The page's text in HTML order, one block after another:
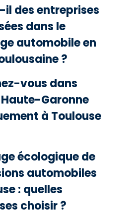
des entreprises
dans le
automobile en
?
vous dans
Garonne
à Toulouse
écologique de
automobiles
: quelles
choisir ?